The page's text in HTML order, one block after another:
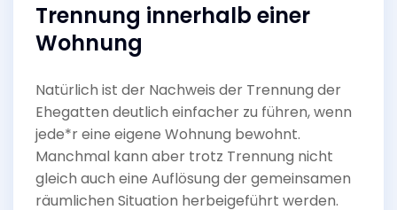
Trennung innerhalb einer
Wohnung
Natürlich ist der Nachweis der Trennung der
Ehegatten deutlich einfacher zu führen, wenn
jede*r eine eigene Wohnung bewohnt.
Manchmal kann aber trotz Trennung nicht
gleich auch eine Auflösung der gemeinsamen
räumlichen Situation herbeigeführt werden.